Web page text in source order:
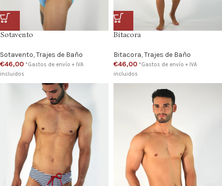
Sotavento
Sotavento,Trajes de Baño
€46,00 *Gastos de envío + IVA
incluidos
Bitacora
Bitacora,Trajes de Baño
€46,00 *Gastos de envío + IVA
incluidos